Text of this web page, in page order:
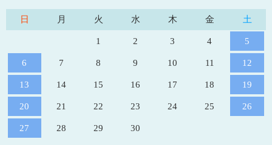
日 月 火 水 木 金 土
1 2 3 4 5
6 7 8 9 10 11 12
13 14 15 16 17 18 19
20 21 22 23 24 25 26
27 28 29 30